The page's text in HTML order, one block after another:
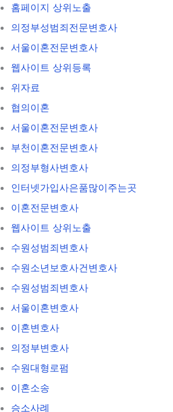
홈페이지 상위노출
의정부성범죄전문변호사
서울이혼전문변호사
웹사이트 상위등록
위자료
협의이혼
서울이혼전문변호사
부천이혼전문변호사
의정부형사변호사
인터넷가입사은품많이주는곳
이혼전문변호사
웹사이트 상위노출
수원성범죄변호사
수원소년보호사건변호사
수원성범죄변호사
서울이혼변호사
이혼변호사
의정부변호사
수원대형로펌
이혼소송
승소사례